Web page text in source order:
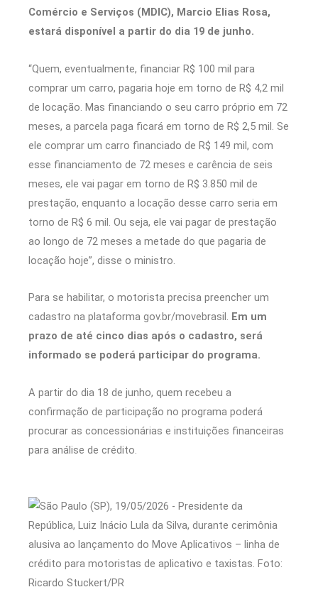
Comércio e Serviços (MDIC), Marcio Elias Rosa,
estará disponível a partir do dia 19 de junho.
“Quem, eventualmente, financiar R$ 100 mil para
comprar um carro, pagaria hoje em torno de R$ 4,2 mil
de locação. Mas financiando o seu carro próprio em 72
meses, a parcela paga ficará em torno de R$ 2,5 mil. Se
ele comprar um carro financiado de R$ 149 mil, com
esse financiamento de 72 meses e carência de seis
meses, ele vai pagar em torno de R$ 3.850 mil de
prestação, enquanto a locação desse carro seria em
torno de R$ 6 mil. Ou seja, ele vai pagar de prestação
ao longo de 72 meses a metade do que pagaria de
locação hoje”, disse o ministro.
Para se habilitar, o motorista precisa preencher um
cadastro na plataforma gov.br/movebrasil. Em um
prazo de até cinco dias após o cadastro, será
informado se poderá participar do programa.
A partir do dia 18 de junho, quem recebeu a
confirmação de participação no programa poderá
procurar as concessionárias e instituições financeiras
para análise de crédito.